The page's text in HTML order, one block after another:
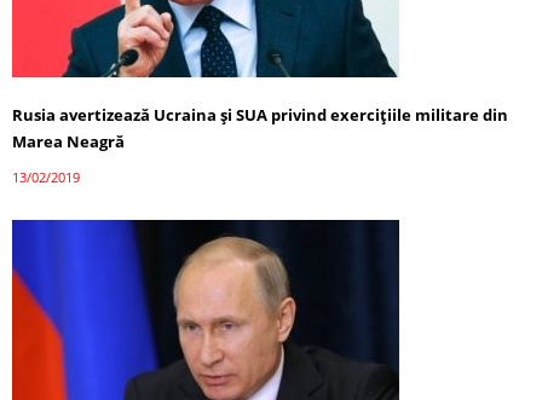
Rusia avertizează Ucraina şi SUA privind exercițiile militare din
Marea Neagră
13/02/2019